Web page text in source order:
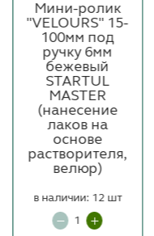
Мини-ролик
"VELOURS" 15-
100мм под
ручку 6мм
бежевый
STARTUL
MASTER
(нанесение
лаков на
основе
растворителя,
велюр)
в наличии: 12 шт